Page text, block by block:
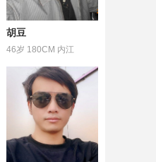
胡豆
46岁 180CM 内江